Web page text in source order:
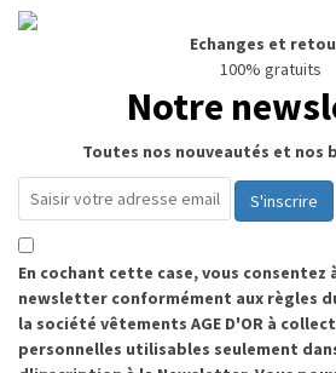
Echanges et
100% gratuits
Notre
Toutes nos nouveautés et nos
S'inscrire
En cochant cette case, vous consentez
newsletter conformément aux règles
la société vêtements AGE D'OR à
personnelles utilisables seulement